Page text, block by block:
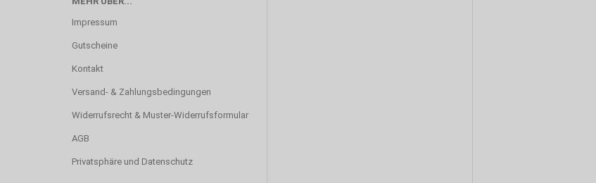
Impressum
Gutscheine
Kontakt
Versand- & Zahlungsbedingungen
Widerrufsrecht & Muster-Widerrufsformular
AGB
Privatsphäre und Datenschutz